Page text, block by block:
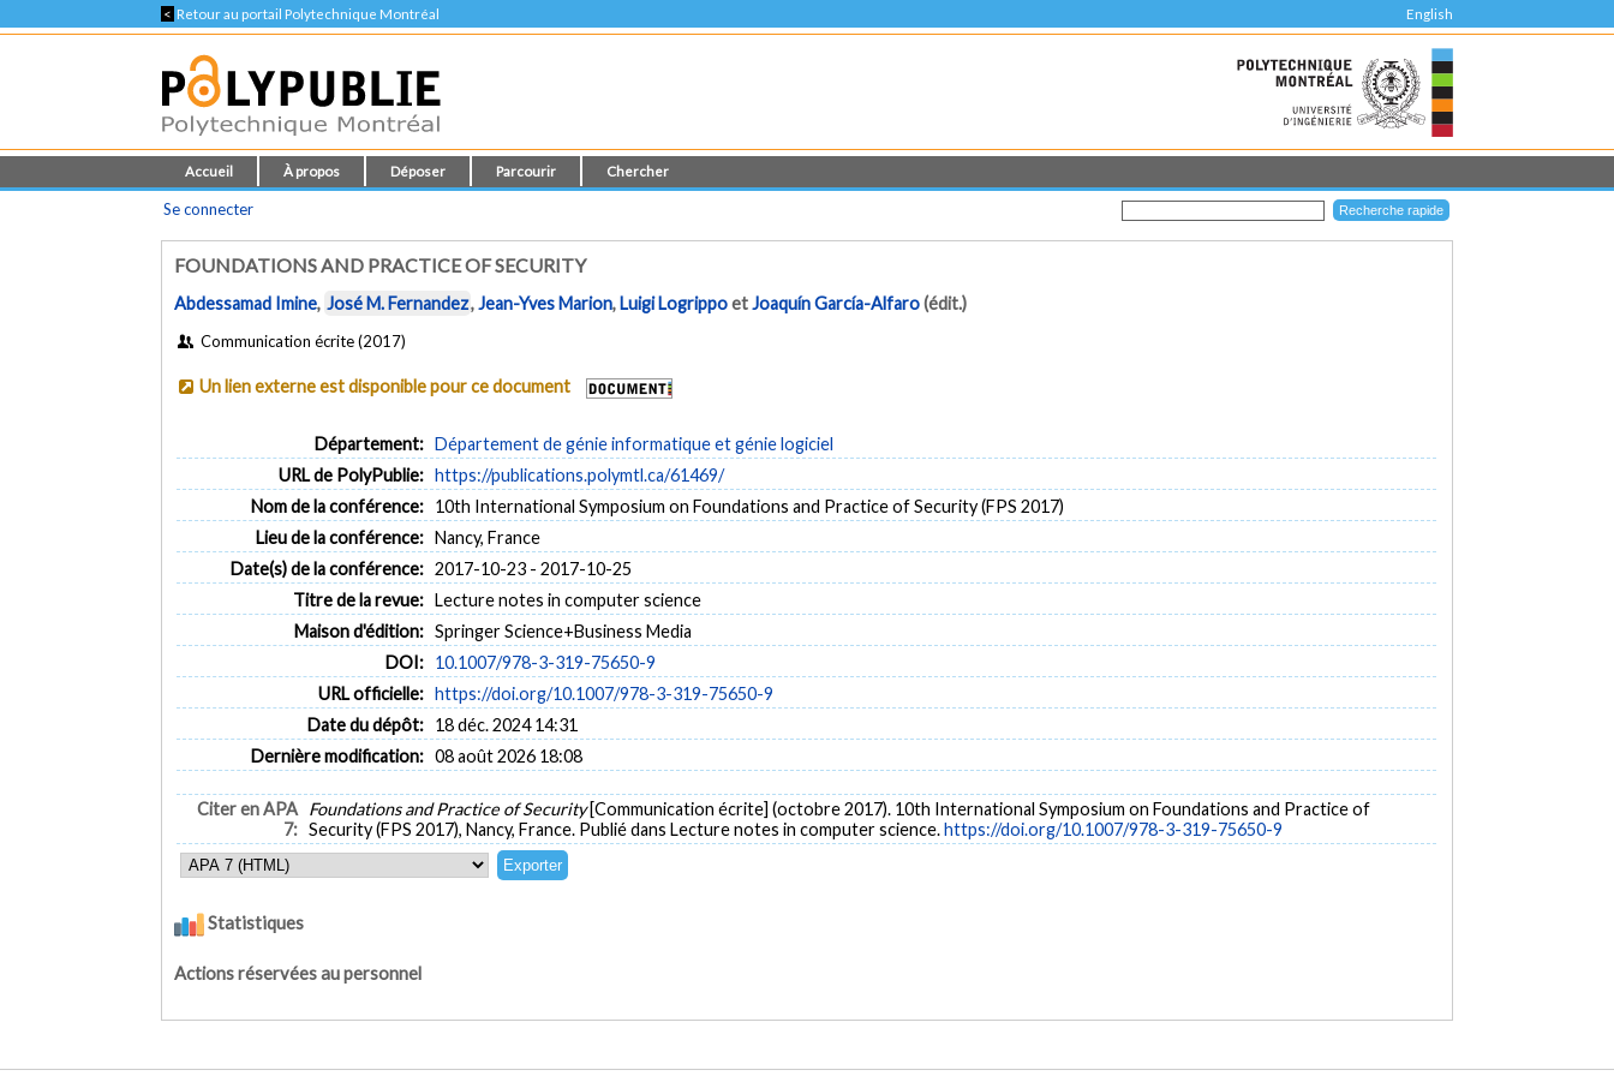
< Retour au portail Polytechnique Montréal English
Accueil À propos Déposer Parcourir Chercher
Se connecter
FOUNDATIONS AND PRACTICE OF SECURITY
Abdessamad Imine, José M. Fernandez,Jean-Yves Marion,Luigi LogrippoetJoaquín García-Alfaro(édit.)
Communication écrite (2017)
Un lien externe est disponible pour ce document
Département: Département de génie informatique et génie logiciel
URL de PolyPublie: https://publications.polymtl.ca/61469/
Nom de la conférence: 10th International Symposium on Foundations and Practice of Security (FPS 2017)
Lieu de la conférence: Nancy, France
Date(s) de la conférence: 2017-10-23 - 2017-10-25
Titre de la revue: Lecture notes in computer science
Maison d'édition: Springer Science+Business Media
DOI: 10.1007/978-3-319-75650-9
URL officielle: https://doi.org/10.1007/978-3-319-75650-9
Date du dépôt: 18 déc. 2024 14:31
Dernière modification: 08 août 2026 18:08
Citer en APA
7:
Foundations and Practice of Security[Communication écrite] (octobre 2017). 10th International Symposium on Foundations and Practice of
Security (FPS 2017), Nancy, France. Publié dans Lecture notes in computer science.https://doi.org/10.1007/978-3-319-75650-9
Statistiques
Actions réservées au personnel